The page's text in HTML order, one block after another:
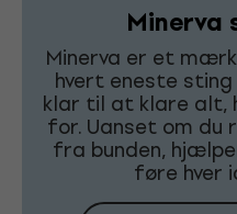
Minerva
Minerva er et
hvert eneste
klar til at klare
for. Uanset om du
fra bunden,
føre hver